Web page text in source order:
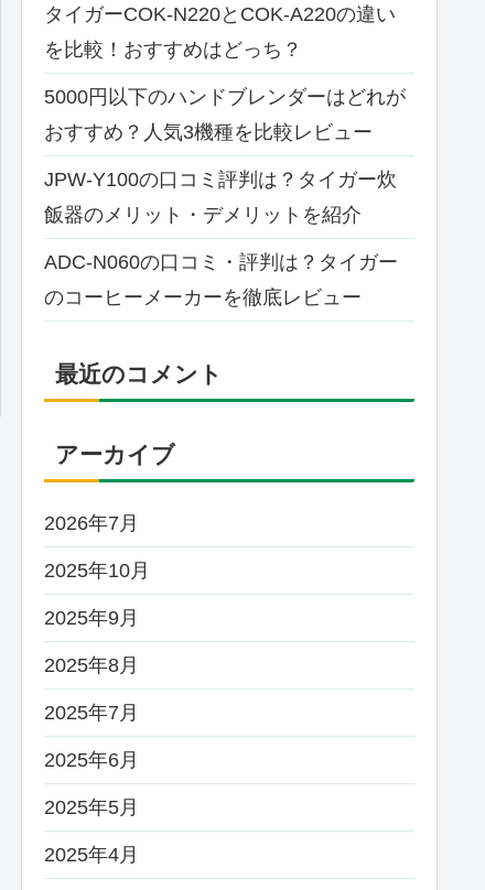
タイガーCOK-N220とCOK-A220の違い
を比較！おすすめはどっち？
5000円以下のハンドブレンダーはどれが
おすすめ？人気3機種を比較レビュー
JPW-Y100の口コミ評判は？タイガー炊
飯器のメリット・デメリットを紹介
ADC-N060の口コミ・評判は？タイガー
のコーヒーメーカーを徹底レビュー
最近のコメント
アーカイブ
2026年7月
2025年10月
2025年9月
2025年8月
2025年7月
2025年6月
2025年5月
2025年4月